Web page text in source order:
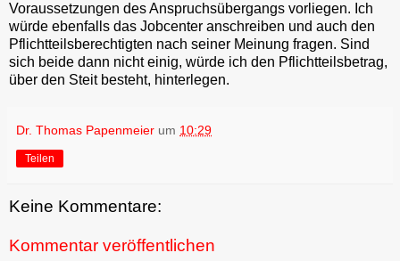
Voraussetzungen des Anspruchsübergangs vorliegen. Ich
würde ebenfalls das Jobcenter anschreiben und auch den
Pflichtteilsberechtigten nach seiner Meinung fragen. Sind
sich beide dann nicht einig, würde ich den Pflichtteilsbetrag,
über den Steit besteht, hinterlegen.
Dr. Thomas Papenmeier um 10:29
Teilen
Keine Kommentare:
Kommentar veröffentlichen